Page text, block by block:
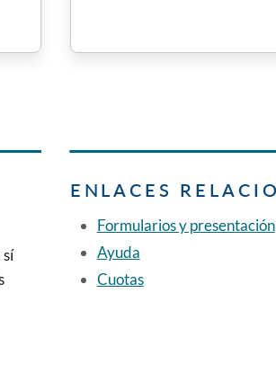
ENLACES
Formularios y presentación
Ayuda
Cuotas